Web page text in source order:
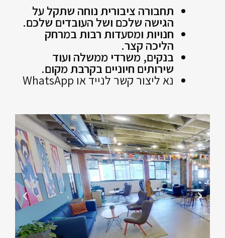
תחבורה ציבורית נוחה שתקל על
הגישה שלכם ושל העובדים שלכם.
חנויות ומסעדות רבות במרחק
הליכה קצר.
בנקים, משרדי ממשלה ועוד
שירותים חיוניים בקרבת מקום.
נא ליצור קשר לנייד או WhatsApp